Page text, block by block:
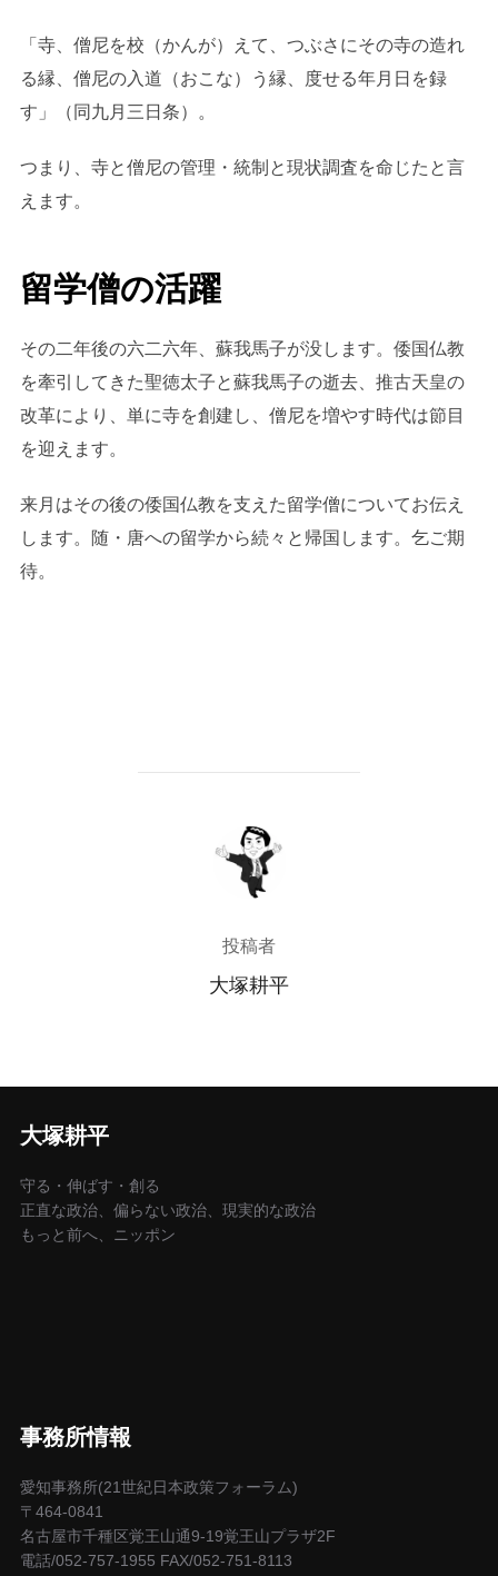
「寺、僧尼を校（かんが）えて、つぶさにその寺の造れ
る縁、僧尼の入道（おこな）う縁、度せる年月日を録
す」（同九月三日条）。
つまり、寺と僧尼の管理・統制と現状調査を命じたと言
えます。
留学僧の活躍
その二年後の六二六年、蘇我馬子が没します。倭国仏教
を牽引してきた聖徳太子と蘇我馬子の逝去、推古天皇の
改革により、単に寺を創建し、僧尼を増やす時代は節目
を迎えます。
来月はその後の倭国仏教を支えた留学僧についてお伝え
します。随・唐への留学から続々と帰国します。乞ご期
待。
投稿者
投稿者
大塚耕平
大塚耕平
守る・伸ばす・創る
正直な政治、偏らない政治、現実的な政治
もっと前へ、ニッポン
事務所情報
愛知事務所(21世紀日本政策フォーラム)
〒464-0841
名古屋市千種区覚王山通9-19覚王山プラザ2F
電話/052-757-1955 FAX/052-751-8113